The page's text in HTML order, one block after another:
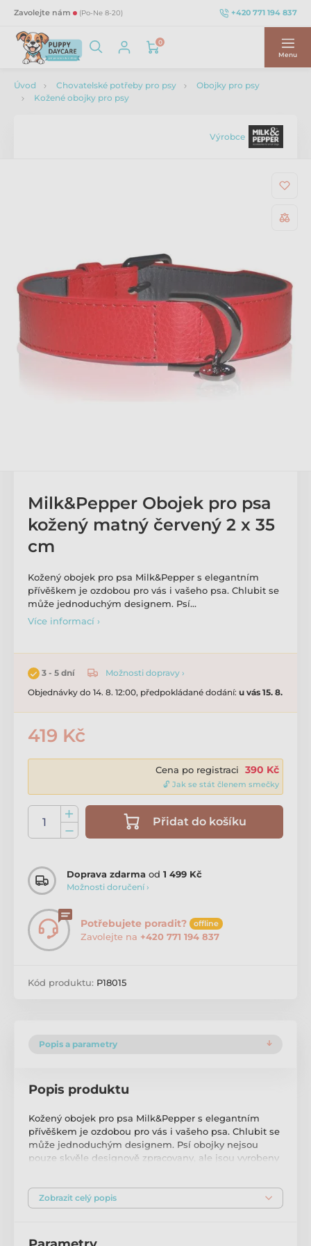
Zavolejte nám (Po-Ne 8-20) +420 771 194 837
0
Menu
Úvod Chovatelské potřeby pro psy
Obojky pro psy
Kožené obojky pro psy
Výrobce
Milk&Pepper Obojek pro psa
kožený matný červený 2 x 35
cm
Kožený obojek pro psa Milk&Pepper s elegantním
přívěškem je ozdobou pro vás i vašeho psa. Chlubit se
může jednoduchým designem. Psí…
Více informací ›
3 - 5 dní
Možnosti dopravy ›
Objednávky do 14. 8. 12:00, předpokládané dodání: u vás 15. 8.
419 Kč
Cena po registraci 390 Kč
🔓 Jak se stát členem smečky
Přidat do košíku
Doprava zdarma od 1 499 Kč
Možnosti doručení ›
Potřebujete poradit? offline
Zavolejte na +420 771 194 837
Kód produktu: P18015
Popis a parametry
Popis produktu
Kožený obojek pro psa Milk&Pepper s elegantním
přívěškem je ozdobou pro vás i vašeho psa. Chlubit se
může jednoduchým designem. Psí obojky nejsou
pouze skvěle designově zpracovany, ale jsou vyrobeny
podšívka psa chrání. Kovová spona je umístěna tak,
aby psa nijak netlačila, především díky uchycení
Zobrazit celý popis